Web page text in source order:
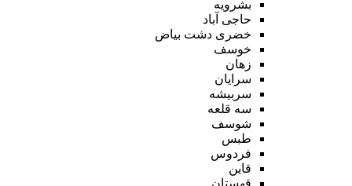
بشرویه
حاجی آباد
خضری دشت بیاض
خوسف
زهان
سرایان
سربیشه
سه قلعه
شوسف
طبس
فردوس
قاین
قهستان